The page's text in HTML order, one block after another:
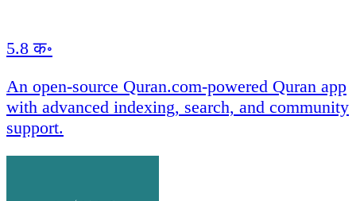
5.8 क॰
An open-source Quran.com-powered Quran app
with advanced indexing, search, and community
support.